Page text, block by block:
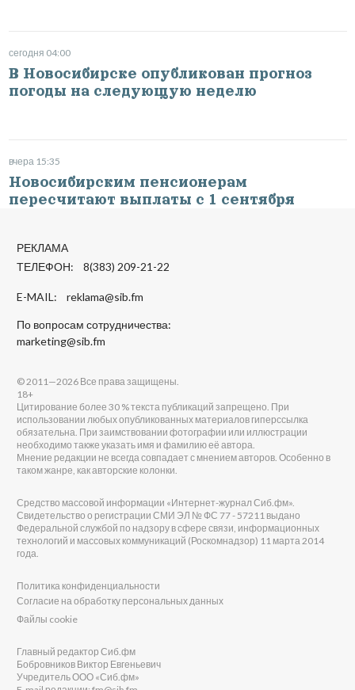
сегодня 04:00
В Новосибирске опубликован прогноз
погоды на следующую неделю
вчера 15:35
Новосибирским пенсионерам
пересчитают выплаты с 1 сентября
РЕКЛАМА
ТЕЛЕФОН: 8(383) 209-21-22
E-MAIL: reklama@sib.fm
По вопросам сотрудничества:
marketing@sib.fm
© 2011—2026 Все права защищены.
18+
Цитирование более 30 % текста публикаций запрещено. При
использовании любых опубликованных материалов гиперссылка
обязательна. При заимствовании фотографии или иллюстрации
необходимо также указать имя и фамилию её автора.
Мнение редакции не всегда совпадает с мнением авторов. Особенно в
таком жанре, как авторские колонки.
Средство массовой информации «Интернет-журнал Сиб.фм».
Свидетельство о регистрации СМИ ЭЛ № ФС 77 - 57211 выдано
Федеральной службой по надзору в сфере связи, информационных
технологий и массовых коммуникаций (Роскомнадзор) 11 марта 2014
года.
Политика конфиденциальности
Согласие на обработку персональных данных
Файлы cookie
Главный редактор Сиб.фм
Бобровников Виктор Евгеньевич
Учредитель ООО «Сиб.фм»